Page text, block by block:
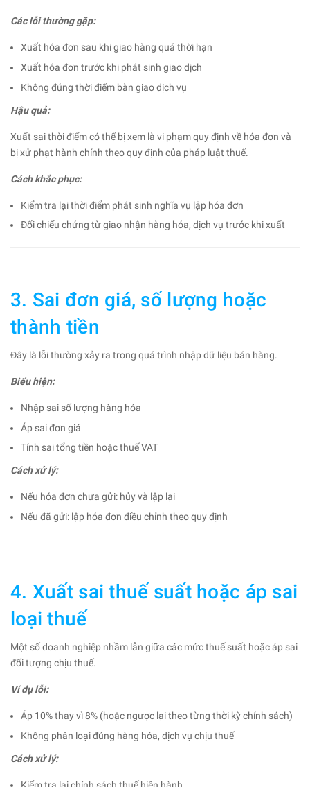
Các lỗi thường gặp:
Xuất hóa đơn sau khi giao hàng quá thời hạn
Xuất hóa đơn trước khi phát sinh giao dịch
Không đúng thời điểm bàn giao dịch vụ
Hậu quả:
Xuất sai thời điểm có thể bị xem là vi phạm quy định về hóa đơn và
bị xử phạt hành chính theo quy định của pháp luật thuế.
Cách khắc phục:
Kiểm tra lại thời điểm phát sinh nghĩa vụ lập hóa đơn
Đối chiếu chứng từ giao nhận hàng hóa, dịch vụ trước khi xuất
3. Sai đơn giá, số lượng hoặc
thành tiền
Đây là lỗi thường xảy ra trong quá trình nhập dữ liệu bán hàng.
Biểu hiện:
Nhập sai số lượng hàng hóa
Áp sai đơn giá
Tính sai tổng tiền hoặc thuế VAT
Cách xử lý:
Nếu hóa đơn chưa gửi: hủy và lập lại
Nếu đã gửi: lập hóa đơn điều chỉnh theo quy định
4. Xuất sai thuế suất hoặc áp sai
loại thuế
Một số doanh nghiệp nhầm lẫn giữa các mức thuế suất hoặc áp sai
đối tượng chịu thuế.
Ví dụ lỗi:
Áp 10% thay vì 8% (hoặc ngược lại theo từng thời kỳ chính sách)
Không phân loại đúng hàng hóa, dịch vụ chịu thuế
Cách xử lý:
Kiểm tra lại chính sách thuế hiện hành